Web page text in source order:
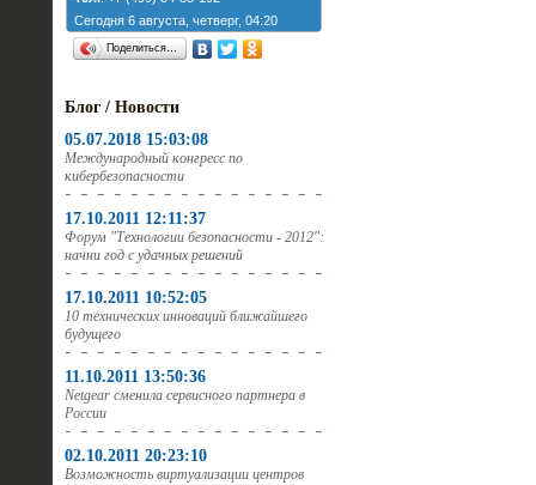
Сегодня 6 августа, четверг, 04:20
Поделиться…
Блог / Новости
05.07.2018 15:03:08
Международный конгресс по
кибербезопасности
17.10.2011 12:11:37
Форум "Технологии безопасности - 2012":
начни год с удачных решений
17.10.2011 10:52:05
10 технических инноваций ближайшего
будущего
11.10.2011 13:50:36
Netgear сменила сервисного партнера в
России
02.10.2011 20:23:10
Возможность виртуализации центров